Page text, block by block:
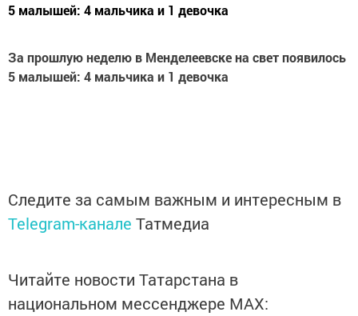
5 малышей: 4 мальчика и 1 девочка
За прошлую неделю в Менделеевске на свет появилось
5 малышей: 4 мальчика и 1 девочка
Следите за самым важным и интересным в
Telegram-канале Татмедиа
Читайте новости Татарстана в
национальном мессенджере MАХ: